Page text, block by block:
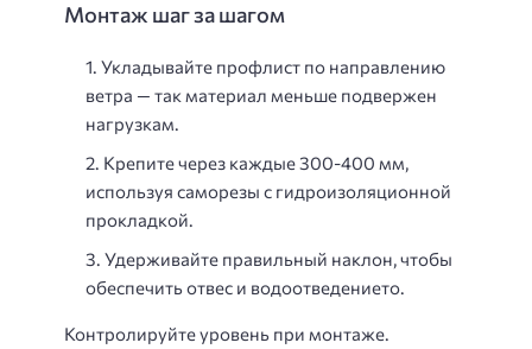
Монтаж шаг за шагом
Укладывайте профлист по направлению
ветра — так материал меньше подвержен
нагрузкам.
Крепите через каждые 300-400 мм,
используя саморезы с гидроизоляционной
прокладкой.
Удерживайте правильный наклон, чтобы
обеспечить отвес и водоотведението.
Контролируйте уровень при монтаже.